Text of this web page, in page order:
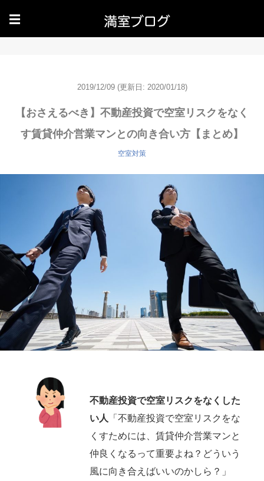
☰
2019/12/09 (更新日: 2020/01/18)
【おさえるべき】不動産投資で空室リスクをなく
す賃貸仲介営業マンとの向き合い方【まとめ】
空室対策
不動産投資で空室リスクをなくした
い人
「不動産投資で空室リスクをな
くすためには、賃貸仲介営業マンと
仲良くなるって重要よね？どういう
風に向き合えばいいのかしら？」